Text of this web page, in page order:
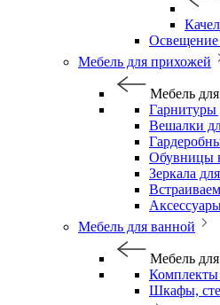
Освещение
Мебель для прихожей
Мебель
Гарнитуры
Вешалки
Обувницы
Зеркала
Мебель для ванной
Мебель
Комплекты
Шкафы,